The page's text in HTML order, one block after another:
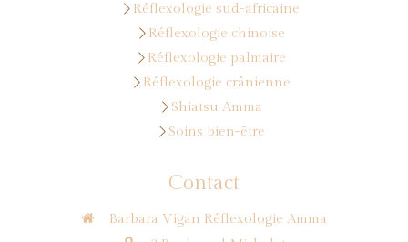
Réflexologie sud-africaine
Réflexologie chinoise
Réflexologie palmaire
Réflexologie crânienne
Shiatsu Amma
Soins bien-être
Contact
Barbara Vigan Réflexologie Amma